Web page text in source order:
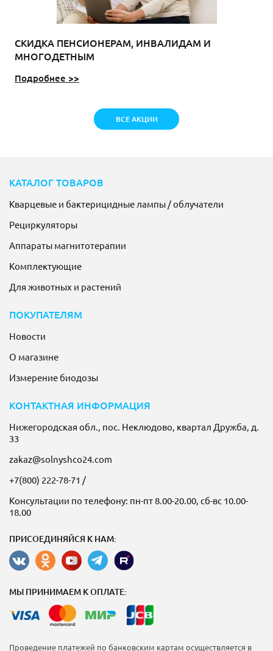
СКИДКА ПЕНСИОНЕРАМ, ИНВАЛИДАМ И
МНОГОДЕТНЫМ
Подробнее >>
ВСЕ АКЦИИ
КАТАЛОГ ТОВАРОВ
Кварцевые и бактерицидные лампы / облучатели
Рециркуляторы
Аппараты магнитотерапии
Комплектующие
Для животных и растений
ПОКУПАТЕЛЯМ
Новости
О магазине
Измерение биодозы
КОНТАКТНАЯ ИНФОРМАЦИЯ
Нижегородская обл., пос. Неклюдово, квартал Дружба, д.
33
zakaz@solnyshco24.com
+7(800) 222-78-71 /
Консультации по телефону: пн-пт 8.00-20.00, сб-вс 10.00-
18.00
ПРИСОЕДИНЯЙСЯ К НАМ:
МЫ ПРИНИМАЕМ К ОПЛАТЕ:
Проведение платежей по банковским картам осуществляется в